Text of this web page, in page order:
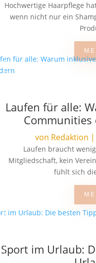
Hochwertige Haarpflege
wenn nicht nur ein
Laufen für alle:
Communities
von Redaktion |
Laufen braucht
Mitgliedschaft, kein
fühlt sich
Sport im Urlaub: